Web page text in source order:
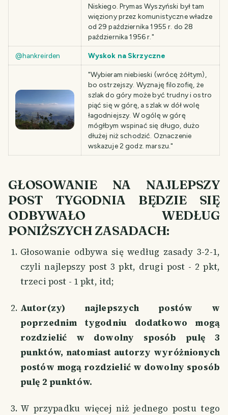
Niskiego. Prymas Wyszyński był tam
więziony przez komunistyczne władze
od 29 października 1955 r. do 28
października 1956 r."
@hankreirden Wyskok na Skrzyczne
"Wybieram niebieski (wrócę żółtym),
bo ostrzejszy. Wyznaję filozofię, że
szlak do góry może być trudny i ostro
piąć się w górę, a szlak w dół wolę
łagodniejszy. W ogólę w górę
mógłbym wspinać się długo, dużo
dłużej niż schodzić. Oznaczenie
wskazuje 2 godz. marszu."
GŁOSOWANIE NA NAJLEPSZY
POST TYGODNIA BĘDZIE SIĘ
ODBYWAŁO WEDŁUG
PONIŻSZYCH ZASADACH:
Głosowanie odbywa się według zasady 3-2-1,
czyli najlepszy post 3 pkt, drugi post - 2 pkt,
trzeci post - 1 pkt, itd;
Autor(zy) najlepszych postów w
poprzednim tygodniu dodatkowo mogą
rozdzielić w dowolny sposób pulę 3
punktów, natomiast autorzy wyróżnionych
postów mogą rozdzielić w dowolny sposób
pulę 2 punktów.
W przypadku więcej niż jednego postu tego